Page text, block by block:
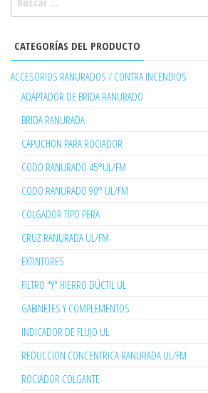
CATEGORÍAS DEL PRODUCTO
ACCESORIOS RANURADOS / CONTRA INCENDIOS
ADAPTADOR DE BRIDA RANURADO
BRIDA RANURADA
CAPUCHON PARA ROCIADOR
CODO RANURADO 45°UL/FM
CODO RANURADO 90° UL/FM
COLGADOR TIPO PERA
CRUZ RANURADA UL/FM
EXTINTORES
FILTRO "Y" HIERRO DÚCTIL UL
GABINETES Y COMPLEMENTOS
INDICADOR DE FLUJO UL
REDUCCION CONCENTRICA RANURADA UL/FM
ROCIADOR COLGANTE